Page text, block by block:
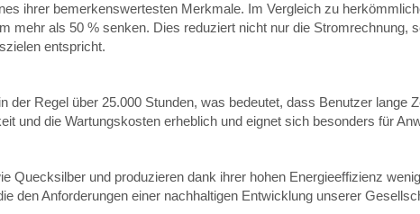
ihrer bemerkenswertesten Merkmale. Im Vergleich zu
mehr als 50 % senken. Dies reduziert nicht nur die
entspricht.
der Regel über 25.000 Stunden, was bedeutet, dass Benutzer lange
und die Wartungskosten erheblich und eignet sich besonders für
Quecksilber und produzieren dank ihrer hohen Energieeffizienz
den Anforderungen einer nachhaltigen Entwicklung unserer